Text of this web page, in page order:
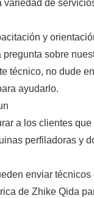
variedad de
y
pregunta sobre
técnico, no dude
ayudarlo.
a los clientes
perfiladoras y
enviar técnicos
de Zhike Qida